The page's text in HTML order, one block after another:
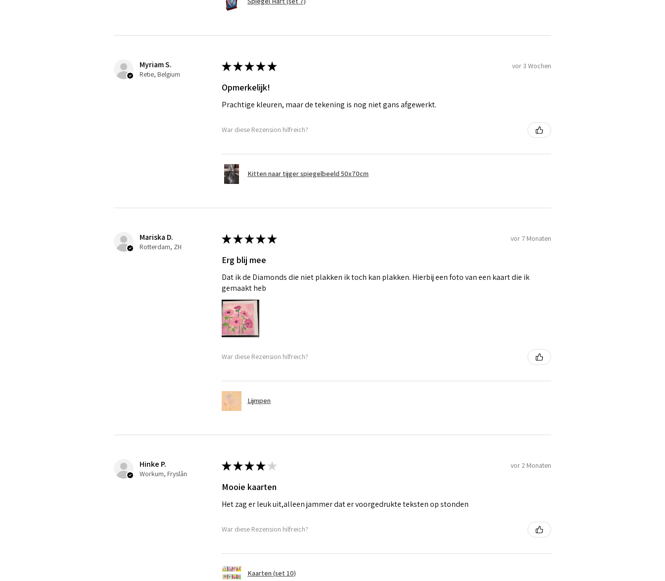
Myriam S.
Retie, Belgium
★★★★★ vor 3 Wochen
Opmerkelijk!
Prachtige kleuren, maar de tekening is nog niet gans afgewerkt.
War diese Rezension hilfreich?
Kitten naar tijger spiegelbeeld 50x70cm
Mariska D.
Rotterdam, ZH
★★★★★ vor 7 Monaten
Erg blij mee
Dat ik de Diamonds die niet plakken ik toch kan plakken. Hierbij een foto van een kaart die ik
gemaakt heb
War diese Rezension hilfreich?
Lijmpen
Hinke P.
Workum, Fryslân
★★★★ ★ vor 2 Monaten
Mooie kaarten
Het zag er leuk uit,alleen jammer dat er voorgedrukte teksten op stonden
War diese Rezension hilfreich?
Kaarten (set 10)